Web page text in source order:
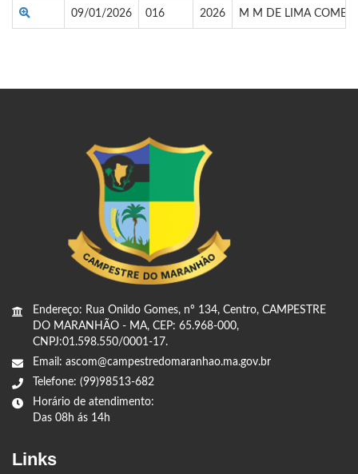
09/01/2026 016 2026 M M DE LIMA
Endereço: Rua Onildo Gomes, nº 134, Centro, CAMPESTRE
DO MARANHÃO - MA, CEP: 65.968-000,
CNPJ:01.598.550/0001-17.
Email: ascom@campestredomaranhao.ma.gov.br
Telefone: (99)98513-682
Horário de atendimento:
Das 08h ás 14h
Links